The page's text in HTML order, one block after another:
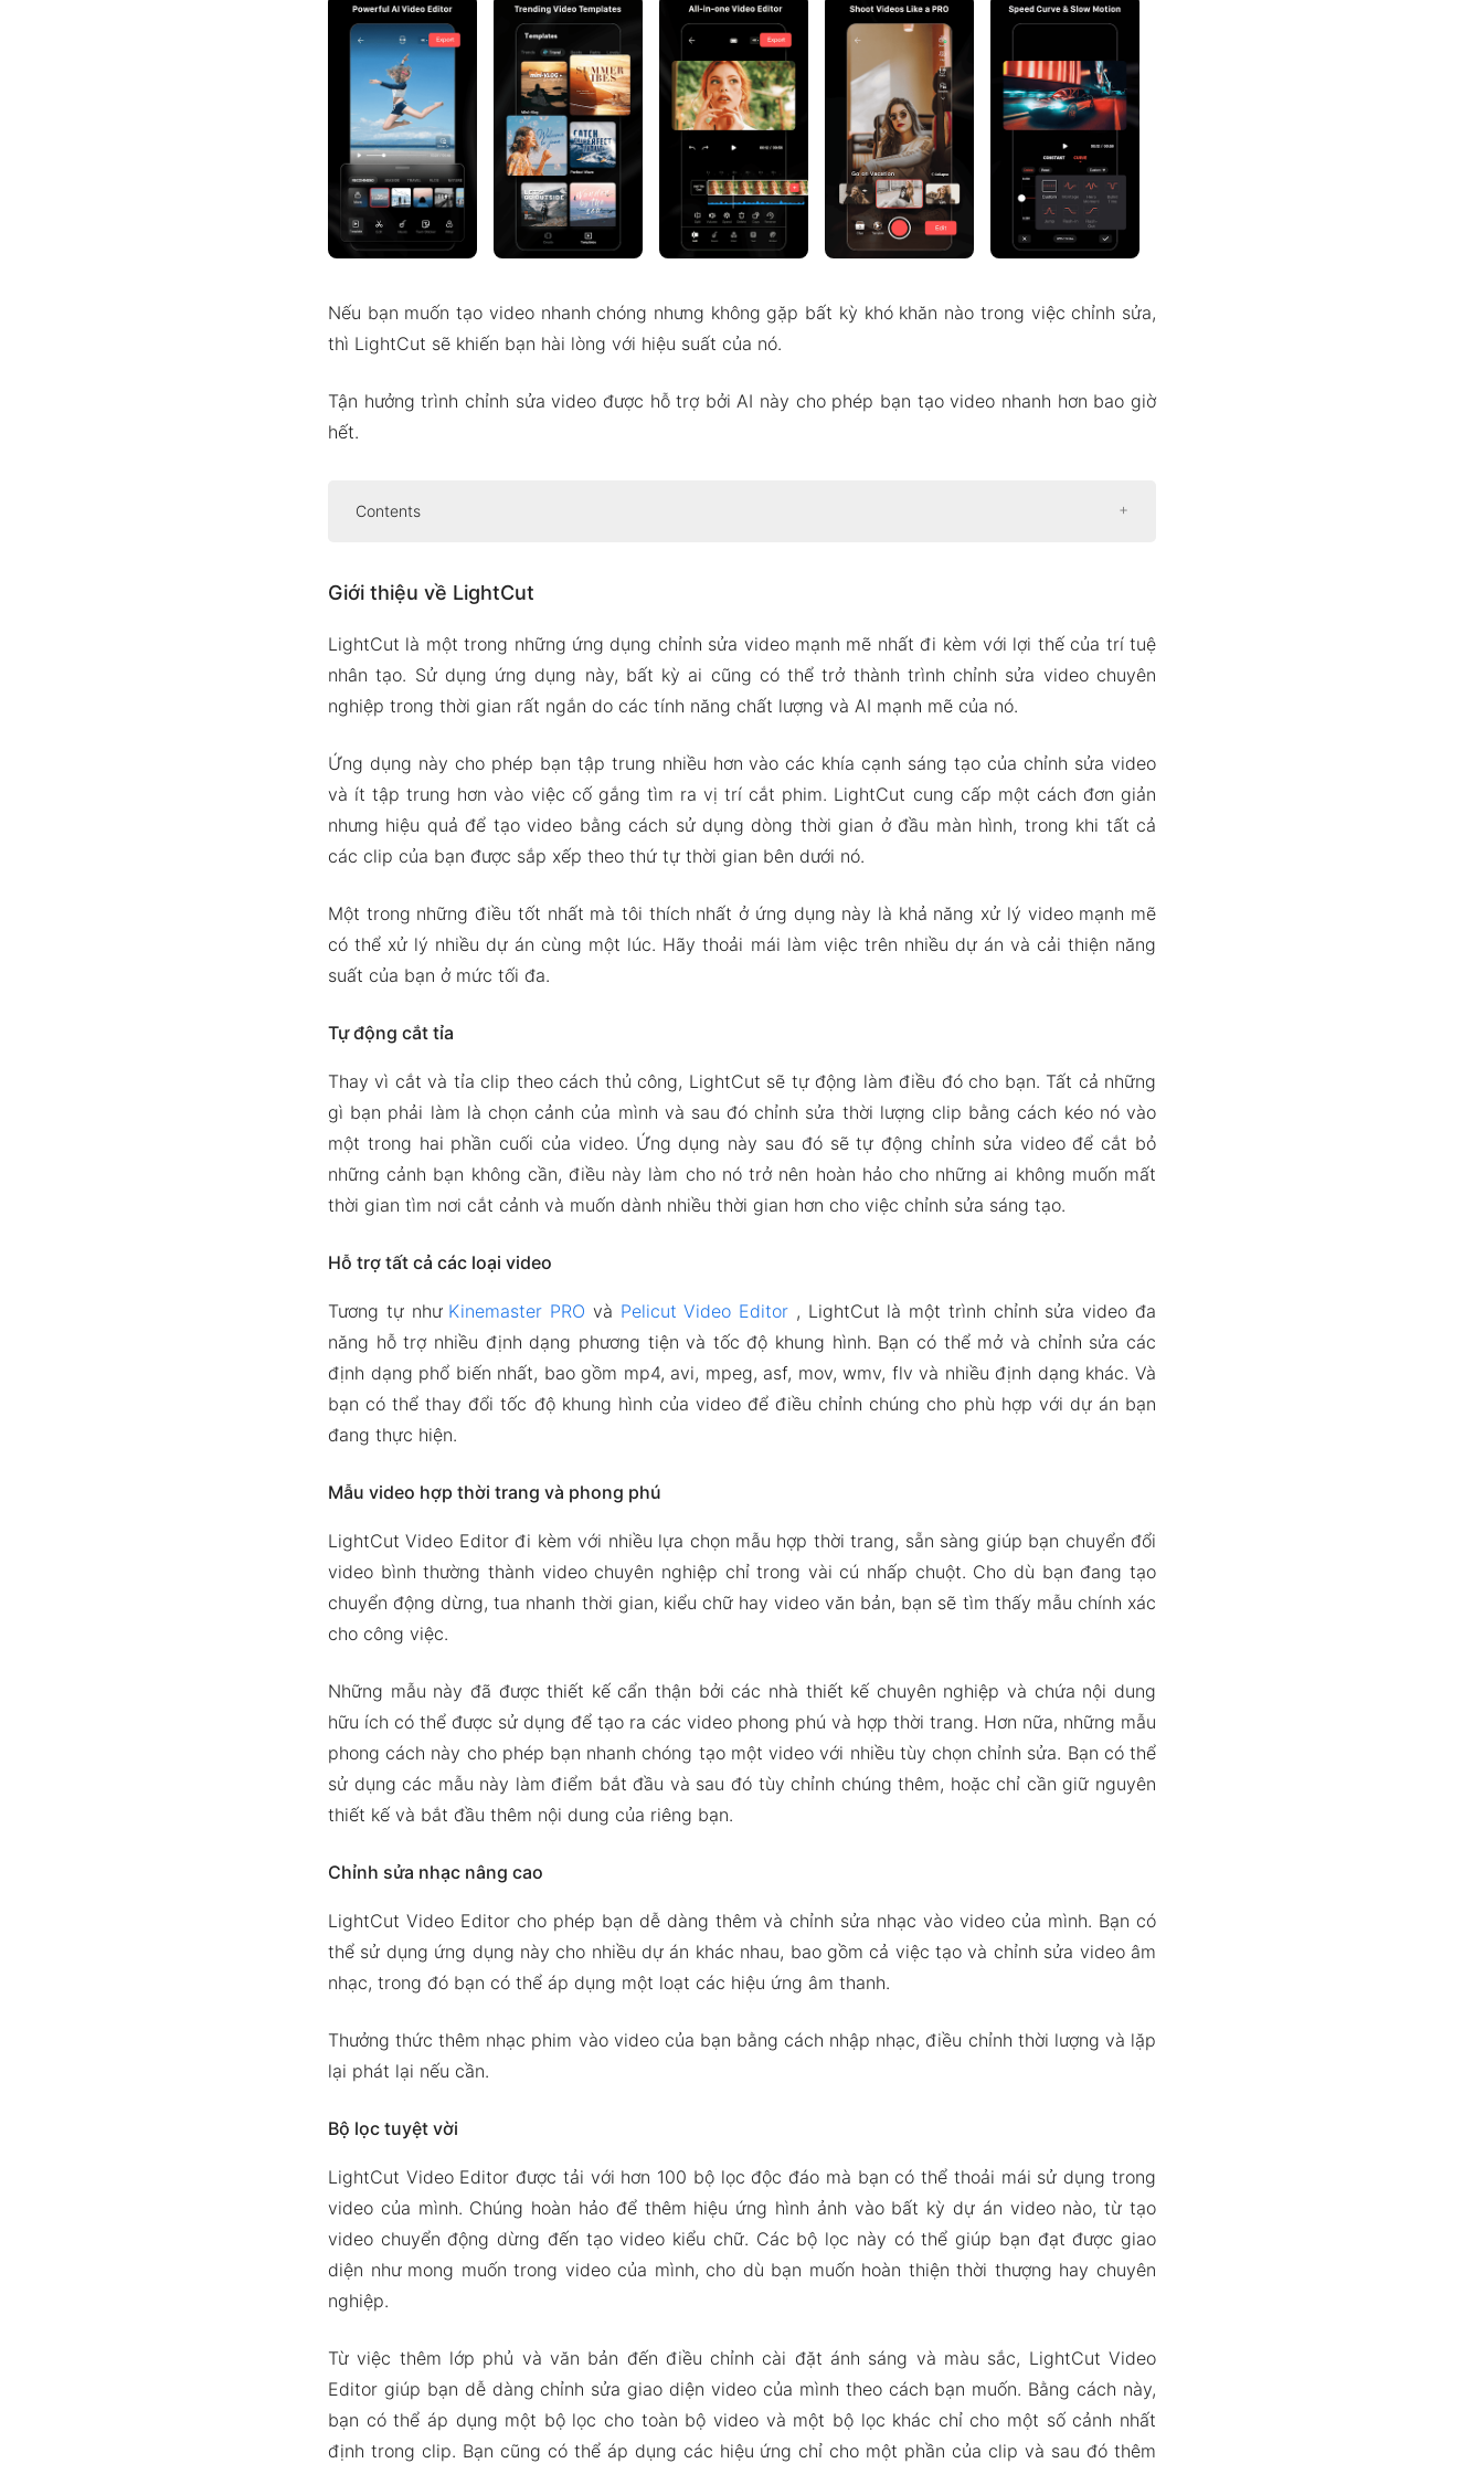
Nếu bạn muốn tạo video nhanh chóng nhưng không gặp bất kỳ khó khăn nào trong việc chỉnh sửa,
thì LightCut sẽ khiến bạn hài lòng với hiệu suất của nó.
Tận hưởng trình chỉnh sửa video được hỗ trợ bởi AI này cho phép bạn tạo video nhanh hơn bao giờ
hết.
Contents
Tự động cắt tỉa
Mẫu video hợp thời trang và phong phú
Chỉnh sửa nhạc nâng cao
Hiệu ứng biến hình
Phiên bản APK Mod của LightCut
Tính năng mod
Giới thiệu về LightCut
LightCut là một trong những ứng dụng chỉnh sửa video mạnh mẽ nhất đi kèm với lợi thế của trí tuệ
nhân tạo. Sử dụng ứng dụng này, bất kỳ ai cũng có thể trở thành trình chỉnh sửa video chuyên
nghiệp trong thời gian rất ngắn do các tính năng chất lượng và AI mạnh mẽ của nó.
Ứng dụng này cho phép bạn tập trung nhiều hơn vào các khía cạnh sáng tạo của chỉnh sửa video
và ít tập trung hơn vào việc cố gắng tìm ra vị trí cắt phim. LightCut cung cấp một cách đơn giản
nhưng hiệu quả để tạo video bằng cách sử dụng dòng thời gian ở đầu màn hình, trong khi tất cả
các clip của bạn được sắp xếp theo thứ tự thời gian bên dưới nó.
Một trong những điều tốt nhất mà tôi thích nhất ở ứng dụng này là khả năng xử lý video mạnh mẽ
có thể xử lý nhiều dự án cùng một lúc. Hãy thoải mái làm việc trên nhiều dự án và cải thiện năng
suất của bạn ở mức tối đa.
Tự động cắt tỉa
Thay vì cắt và tỉa clip theo cách thủ công, LightCut sẽ tự động làm điều đó cho bạn. Tất cả những
gì bạn phải làm là chọn cảnh của mình và sau đó chỉnh sửa thời lượng clip bằng cách kéo nó vào
một trong hai phần cuối của video. Ứng dụng này sau đó sẽ tự động chỉnh sửa video để cắt bỏ
những cảnh bạn không cần, điều này làm cho nó trở nên hoàn hảo cho những ai không muốn mất
thời gian tìm nơi cắt cảnh và muốn dành nhiều thời gian hơn cho việc chỉnh sửa sáng tạo.
Hỗ trợ tất cả các loại video
Tương tự như Kinemaster PRO và Pelicut Video Editor , LightCut là một trình chỉnh sửa video đa
năng hỗ trợ nhiều định dạng phương tiện và tốc độ khung hình. Bạn có thể mở và chỉnh sửa các
định dạng phổ biến nhất, bao gồm mp4, avi, mpeg, asf, mov, wmv, flv và nhiều định dạng khác. Và
bạn có thể thay đổi tốc độ khung hình của video để điều chỉnh chúng cho phù hợp với dự án bạn
đang thực hiện.
Mẫu video hợp thời trang và phong phú
LightCut Video Editor đi kèm với nhiều lựa chọn mẫu hợp thời trang, sẵn sàng giúp bạn chuyển đổi
video bình thường thành video chuyên nghiệp chỉ trong vài cú nhấp chuột. Cho dù bạn đang tạo
chuyển động dừng, tua nhanh thời gian, kiểu chữ hay video văn bản, bạn sẽ tìm thấy mẫu chính xác
cho công việc.
Những mẫu này đã được thiết kế cẩn thận bởi các nhà thiết kế chuyên nghiệp và chứa nội dung
hữu ích có thể được sử dụng để tạo ra các video phong phú và hợp thời trang. Hơn nữa, những mẫu
phong cách này cho phép bạn nhanh chóng tạo một video với nhiều tùy chọn chỉnh sửa. Bạn có thể
sử dụng các mẫu này làm điểm bắt đầu và sau đó tùy chỉnh chúng thêm, hoặc chỉ cần giữ nguyên
thiết kế và bắt đầu thêm nội dung của riêng bạn.
Chỉnh sửa nhạc nâng cao
LightCut Video Editor cho phép bạn dễ dàng thêm và chỉnh sửa nhạc vào video của mình. Bạn có
thể sử dụng ứng dụng này cho nhiều dự án khác nhau, bao gồm cả việc tạo và chỉnh sửa video âm
nhạc, trong đó bạn có thể áp dụng một loạt các hiệu ứng âm thanh.
Thưởng thức thêm nhạc phim vào video của bạn bằng cách nhập nhạc, điều chỉnh thời lượng và lặp
lại phát lại nếu cần.
Bộ lọc tuyệt vời
LightCut Video Editor được tải với hơn 100 bộ lọc độc đáo mà bạn có thể thoải mái sử dụng trong
video của mình. Chúng hoàn hảo để thêm hiệu ứng hình ảnh vào bất kỳ dự án video nào, từ tạo
video chuyển động dừng đến tạo video kiểu chữ. Các bộ lọc này có thể giúp bạn đạt được giao
diện như mong muốn trong video của mình, cho dù bạn muốn hoàn thiện thời thượng hay chuyên
nghiệp.
Từ việc thêm lớp phủ và văn bản đến điều chỉnh cài đặt ánh sáng và màu sắc, LightCut Video
Editor giúp bạn dễ dàng chỉnh sửa giao diện video của mình theo cách bạn muốn. Bằng cách này,
bạn có thể áp dụng một bộ lọc cho toàn bộ video và một bộ lọc khác chỉ cho một số cảnh nhất
định trong clip. Bạn cũng có thể áp dụng các hiệu ứng chỉ cho một phần của clip và sau đó thêm